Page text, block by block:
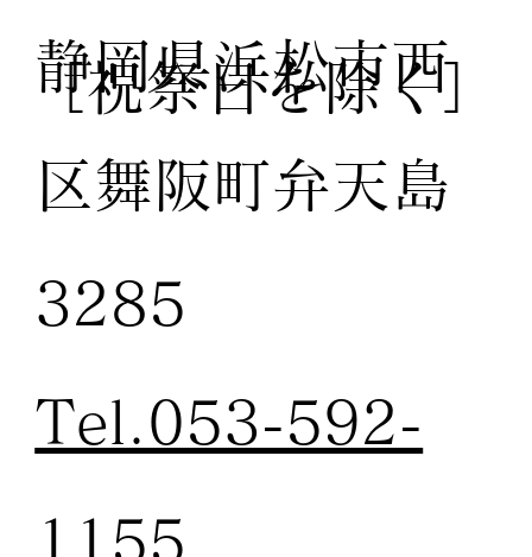
［祝祭日を除く］
静岡県浜松市西
区舞阪町弁天島
3285
Tel.053-592-
1155